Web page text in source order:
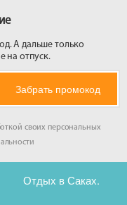
А дальше только
на отпуск.
Забрать промокод
своих персональных
Отдых в Саках.